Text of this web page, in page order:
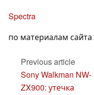
Spectra
по материалам сайта
Previous article
Sony Walkman NW-
ZX900: утечка